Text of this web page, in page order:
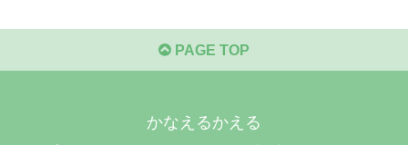
PAGE TOP
かなえるかえる